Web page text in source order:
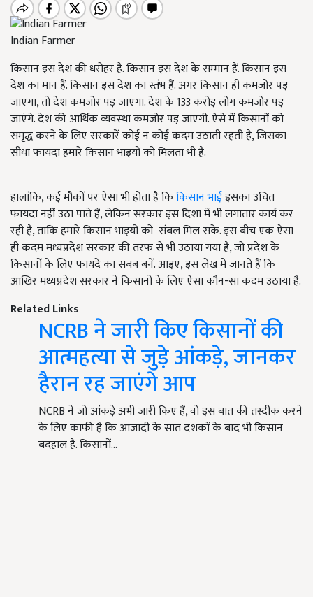
Indian Farmer
किसान इस देश की धरोहर हैं. किसान इस देश के सम्मान हैं. किसान इस
देश का मान हैं. किसान इस देश का स्तंभ हैं. अगर किसान ही कमजोर पड़
जाएगा, तो देश कमजोर पड़ जाएगा. देश के 133 करोड़ लोग कमजोर पड़
जाएंगे. देश की आर्थिक व्यवस्था कमजोर पड़ जाएगी. ऐसे में किसानों को
समृद्ध करने के लिए सरकारें कोई न कोई कदम उठाती रहती है, जिसका
सीधा फायदा हमारे किसान भाइयों को मिलता भी है.
हालांकि, कई मौकों पर ऐसा भी होता है किकिसान भाईइसका उचित
फायदा नहीं उठा पाते हैं, लेकिन सरकार इस दिशा में भी लगातार कार्य कर
रही है, ताकि हमारे किसान भाइयों को संबल मिल सके. इस बीच एक ऐसा
ही कदम मध्यप्रदेश सरकार की तरफ से भी उठाया गया है, जो प्रदेश के
किसानों के लिए फायदे का सबब बनें. आइए, इस लेख में जानते हैं कि
आखिर मध्यप्रदेश सरकार ने किसानों के लिए ऐसा कौन-सा कदम उठाया है.
Related Links
NCRB ने जारी किए किसानों की
आत्महत्या से जुड़े आंकड़े, जानकर
हैरान रह जाएंगे आप
NCRB ने जो आंकड़े अभी जारी किए हैं, वो इस बात की तस्दीक करने
के लिए काफी है कि आजादी के सात दशकों के बाद भी किसान
बदहाल हैं. किसानों…